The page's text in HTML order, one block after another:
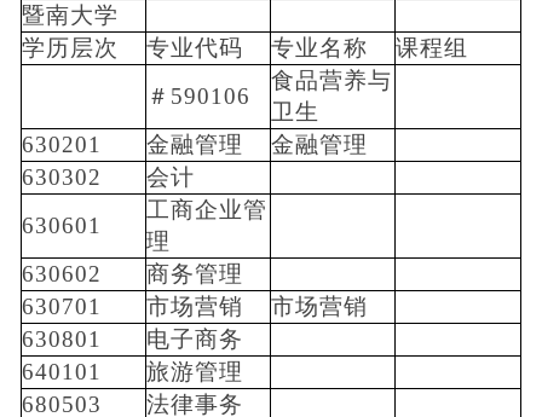
暨南大学
学历层次
专业代码 专业名称
课程组
＃590106
食品营养与
卫生
630201
金融管理
金融管理
630302
会计
630601
工商企业管
理
630602
商务管理
630701
市场营销
市场营销
630801
电子商务
640101
旅游管理
680503
法律事务